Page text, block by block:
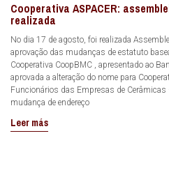
Cooperativa ASPACER:
realizada
No dia 17 de agosto, foi realizada
aprovação das mudanças de estatuto
Cooperativa CoopBMC , apresentado ao
aprovada a alteração do nome para
Funcionários das Empresas de Cerâmicas
mudança de endereço
Leer más